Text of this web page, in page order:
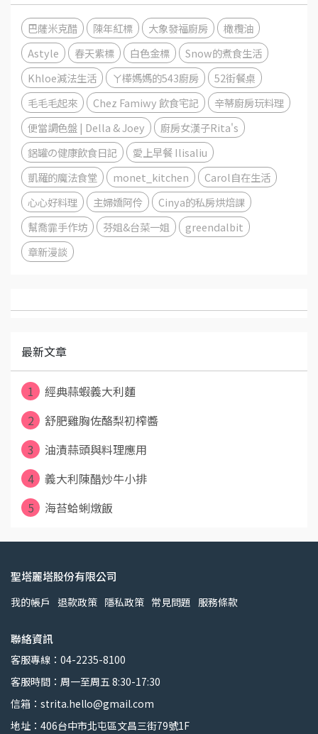
巴薩米克醋 陳年紅標 大象發福廚房
橄欖油
Astyle
春天紫標 白色金標
Snow的煮食生活
Khloe減法生活
ㄚ樺媽媽的543廚房
52街餐桌
毛毛毛起來
Chez Famiwy 飲食宅記
辛蒂廚房玩料理
便當調色盤 | Della & Joey
廚房女漢子Rita's
鋁罐の健康飲食日記
愛上早餐 Ilisaliu
凱羅的魔法食堂
monet_kitchen
Carol自在生活
心心好料理
主婦嬌阿伶
Cinya的私房烘焙課
幫喬霏手作坊
芬姐&台菜一姐
greendalbit
章新漫談
最新文章
1
經典蒜蝦義大利麵
2
舒肥雞胸佐酪梨初榨醬
3
油漬蒜頭與料理應用
4
義大利陳醋炒牛小排
5
海苔蛤蜊燉飯
聖塔麗塔股份有限公司
我的帳戶 退款政策 隱私政策 常見問題 服務條款
聯絡資訊
客服專線：04-2235-8100
客服時間：周一至周五 8:30-17:30
信箱：strita.hello@gmail.com
地址：406台中市北屯區文昌三街79號1F